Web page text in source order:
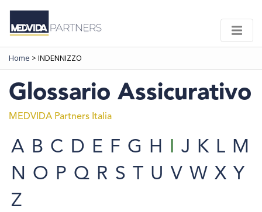
Home > INDENNIZZO
Glossario Assicurativo
MEDVIDA Partners Italia
A B C D E F G H I J K L M
N O P Q R S T U V W X Y
Z